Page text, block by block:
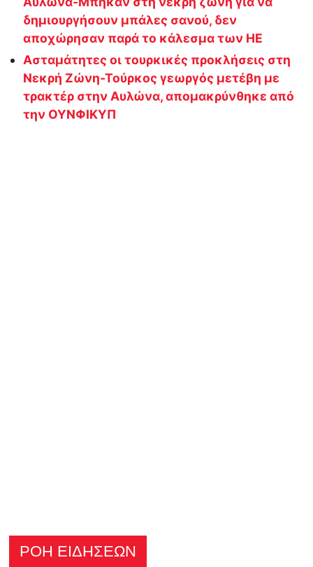
δημιουργήσουν μπάλες σανού, δεν
αποχώρησαν παρά το κάλεσμα των ΗΕ
Ασταμάτητες οι τουρκικές προκλήσεις στη
Νεκρή Ζώνη-Τούρκος γεωργός μετέβη με
τρακτέρ στην Αυλώνα, απομακρύνθηκε από
την ΟΥΝΦΙΚΥΠ
ΡΟΗ ΕΙΔΗΣΕΩΝ